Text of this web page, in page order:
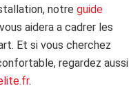
notre guide
vous aidera a cadrer les
Et si vous cherchez
regardez aussi
.